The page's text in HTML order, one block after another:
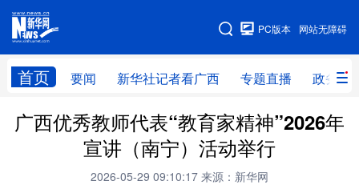
网站无障碍
PC版本
首页 要闻 新华社记者看广西 专题直播 政务信
网站地图
广西频道
新华社记者 专题直播
广西优秀教师代表“教育家精神”2026年
宣讲（南宁）活动举行
2026-05-29 09:10:17 来源：新华网